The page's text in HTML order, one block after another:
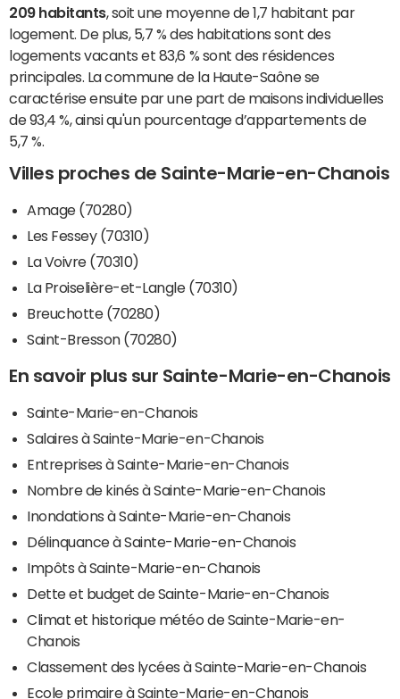
209 habitants, soit une moyenne de 1,7 habitant par
logement. De plus, 5,7 % des habitations sont des
logements vacants et 83,6 % sont des résidences
principales. La commune de la Haute-Saône se
caractérise ensuite par une part de maisons individuelles
de 93,4 %, ainsi qu'un pourcentage d’appartements de
5,7 %.
Villes proches de Sainte-Marie-en-Chanois
Amage (70280)
Les Fessey (70310)
La Voivre (70310)
La Proiselière-et-Langle (70310)
Breuchotte (70280)
Saint-Bresson (70280)
En savoir plus sur Sainte-Marie-en-Chanois
Sainte-Marie-en-Chanois
Salaires à Sainte-Marie-en-Chanois
Entreprises à Sainte-Marie-en-Chanois
Nombre de kinés à Sainte-Marie-en-Chanois
Inondations à Sainte-Marie-en-Chanois
Délinquance à Sainte-Marie-en-Chanois
Impôts à Sainte-Marie-en-Chanois
Dette et budget de Sainte-Marie-en-Chanois
Climat et historique météo de Sainte-Marie-en-
Chanois
Classement des lycées à Sainte-Marie-en-Chanois
Ecole primaire à Sainte-Marie-en-Chanois